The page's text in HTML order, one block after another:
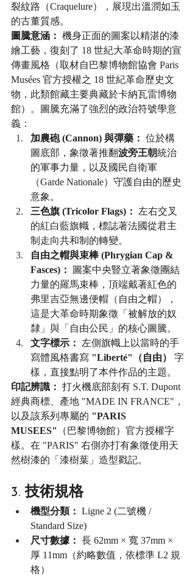
裂紋路（Craquelure），展現出溫潤如玉
的古董質感。
圖騰意涵： 機身正面的圖案以精湛的漆
繪工藝，復刻了 18 世紀大革命時期的宣
傳畫風格（取材自巴黎博物館協會 Paris
Musées 官方授權之 18 世紀革命歷史文
物，此類館藏主要典藏於卡納瓦雷博物
館）。圖騰充滿了強烈的政治符號學意
義：
加農砲 (Cannon) 與彈藥： 位於構
圖底部，象徵著推翻波旁王朝統治
的軍事力量，以及國民自衛軍
（Garde Nationale）守護自由的歷史
意象。
三色旗 (Tricolor Flags)：
左右交叉
的紅白藍旗幟，標誌著法國從君主
制走向共和制的轉變。
自由之帽與束棒 (Phrygian Cap &
Fasces)：
圖案中央豎立著象徵團結
力量的羅馬束棒，頂端戴著紅色的
弗里吉亞無邊便帽（自由之帽），
這是大革命時期象徵「被解放的奴
隸」與「自由公民」的核心圖騰。
文字標示：
左側旗幟上以當時的手
寫體風格書寫 "Liberté"（自由）
字
樣，直接點明了本件作品的主題。
印記辨識： 打火機底部刻有 S.T. Dupont
經典商標、產地 "MADE IN FRANCE"，
以及該系列專屬的 "PARIS
MUSEES"
（巴黎博物館）官方授權字
樣。在 "PARIS" 右側亦打有象徵使用天
然樹漆的「漆樹葉」造型戳記。
3. 技術規格
機型分類： Ligne 2 (二號機 /
Standard Size)
尺寸數據： 長 62mm × 寬 37mm ×
厚 11mm（約略數值，依標準 L2 規
格）